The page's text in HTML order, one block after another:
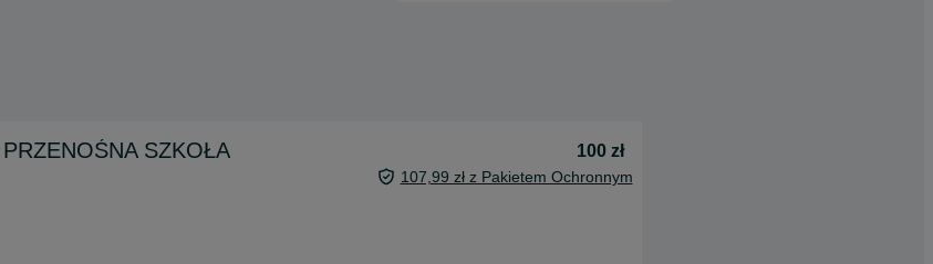
SZKOŁA
100 zł
107,99 zł z Pakietem Ochronnym